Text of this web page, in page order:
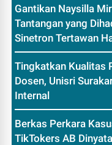
Gantikan Naysilla
Tantangan yang
Sinetron Tertawan
Tingkatkan Kualitas
Dosen, Unisri
Internal
Berkas Perkara
TikTokers AB